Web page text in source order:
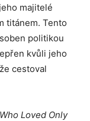
majitelé
titánem. Tento
politikou
kvůli jeho
cestoval
Loved Only